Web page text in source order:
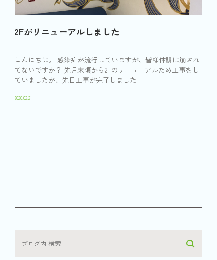
2Fがリニューアルしました
こんにちは。 感染症が流行していますが、皆様体調は崩され
てないですか？ 先月末頃から2Fのリニューアルため工事をし
ていましたが、先日工事が完了しました
2020.02.21